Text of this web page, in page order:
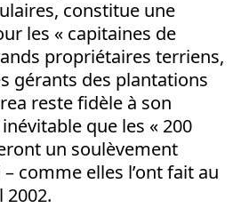
constitue une
les « capitaines de
propriétaires terriens,
gérants des plantations
reste fidèle à son
que les « 200
un soulèvement
comme elles l’ont fait au
2002.